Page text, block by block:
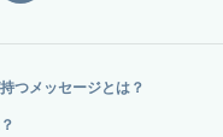
つメッセージとは？